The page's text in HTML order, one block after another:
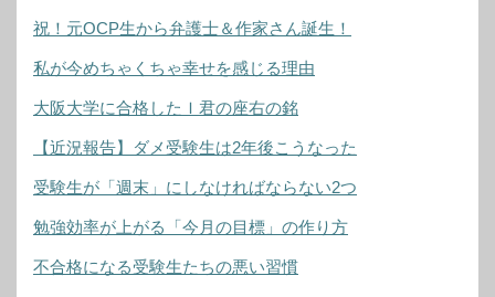
祝！元OCP生から弁護士＆作家さん誕生！
私が今めちゃくちゃ幸せを感じる理由
大阪大学に合格したＩ君の座右の銘
【近況報告】ダメ受験生は2年後こうなった
受験生が「週末」にしなければならない2つ
勉強効率が上がる「今月の目標」の作り方
不合格になる受験生たちの悪い習慣